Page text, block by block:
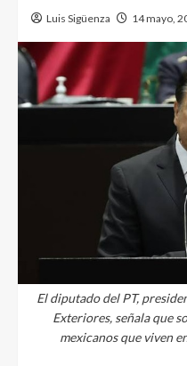
Luis Sigüenza 14 mayo,
El diputado del PT,
Exteriores, señala que
mexicanos que viven